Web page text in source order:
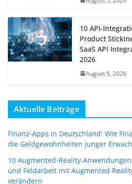
10 API-
Product
SaaS API
2026
August 5, 2026
Aktuelle Beiträge
Finanz-Apps in Deutschland: Wie
die Geldgewohnheiten junger
10 Augmented-Reality-
und Feldarbeit mit Augmented
verändern